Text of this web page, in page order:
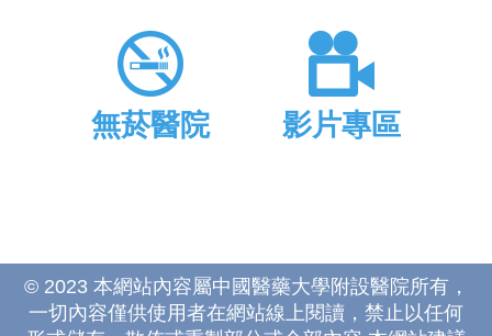
無菸醫院 影片專區
© 2023 本網站內容屬中國醫藥大學附設醫院所有，
一切內容僅供使用者在網站線上閱讀，禁止以任何